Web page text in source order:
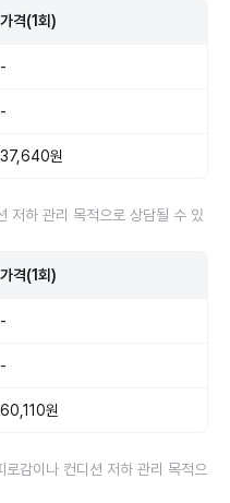
가격(1회)
-
-
37,640원
저하 관리 목적으로 상담될 수 있
가격(1회)
-
-
60,110원
감이나 컨디션 저하 관리 목적으